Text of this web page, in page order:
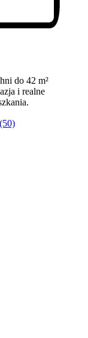
do 42 m²
i realne